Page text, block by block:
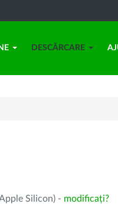
DESCĂRCARE
Silicon) - modificați?